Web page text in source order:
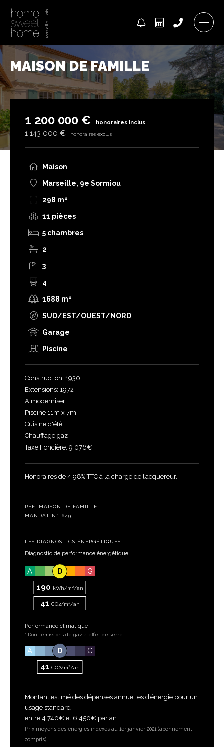
MAISON DE FAMILLE
1 200 000 € honoraires inclus
1 143 000 € honoraires exclus
Maison
Marseille, 9e Sormiou
298 m²
11 pièces
5 chambres
2
3
4
1688 m²
SUD/EST/OUEST/NORD
Garage
Piscine
Construction: 1930
Extensions: 1972
A moderniser
Piscine 11m x 7m
Cuisine d'été
Chauffage gaz
Taxe Foncière: 9 076€
Honoraires de 4,98% TTC à la charge de l’acquéreur.
RÉF: MAISON DE FAMILLE
MANDAT N°: 649
LES DIAGNOSTICS ÉNERGÉTIQUES
Diagnostic de performance énergétique
A G
D
190 kWh/m²/an
41 CO2/m²/an
Performance climatique
* Dont émissions de gaz à effet de serre
A G
D
41 CO2/m²/an
Montant estimé des dépenses annuelles d’énergie pour un
usage standard
entre 4 740€ et 6 450€ par an.
Prix moyens des énergies indexés au 1er janvier 2021 (abonnement
compris)